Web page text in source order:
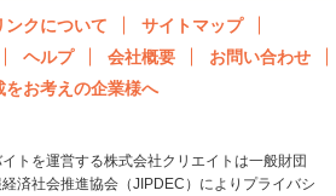
ンクについて
サイトマップ
ヘルプ 会社概要
お問い合わせ
をお考えの企業様へ
トを運営する株式会社クリエイトは一般財団
済社会推進協会（JIPDEC）によりプライバシ